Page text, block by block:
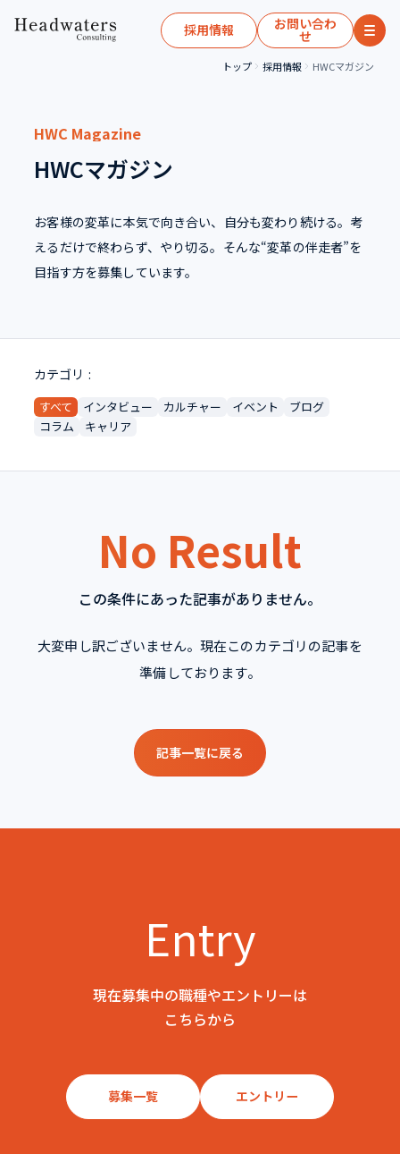
採用情報 お問い合わ
せ
トップ 採用情報 HWCマガジン
HWC Magazine
HWCマガジン
お客様の変革に本気で向き合い、自分も変わり続ける。 考
えるだけで終わらず、やり切る。 そんな“変革の伴走者”を
目指す方を募集しています。
カテゴリ
すべて インタビュー カルチャー イベント
ブログ
コラム
キャリア
No Result
この条件にあった記事がありません。
大変申し訳ございません。現在このカテゴリの記事を
準備しております。
記事一覧に戻る
Entry
現在募集中の職種やエントリーは
こちらから
募集一覧 エントリー